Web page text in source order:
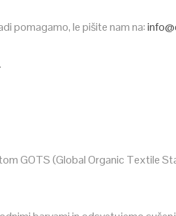
pomagamo, le pišite nam na:
GOTS (Global Organic Textile